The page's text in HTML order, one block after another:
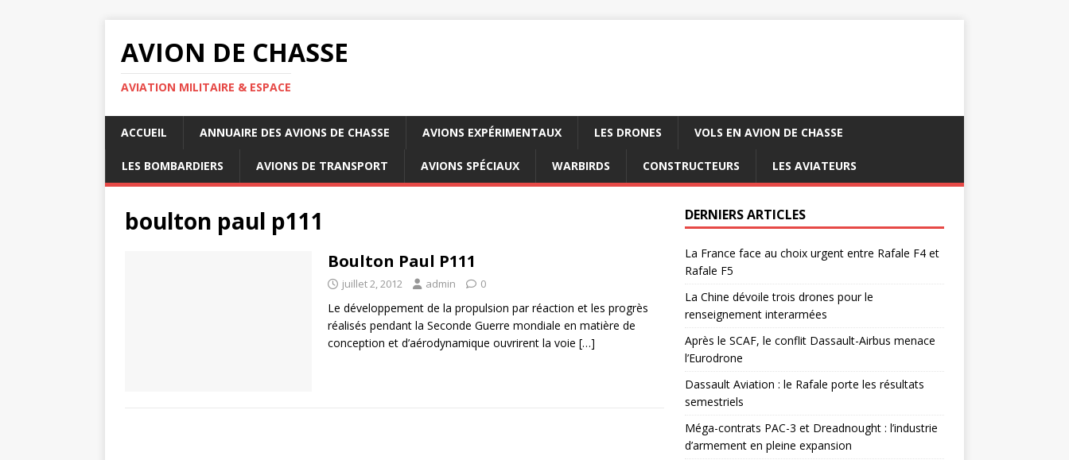
AVION DE CHASSE
AVIATION MILITAIRE & ESPACE
ACCUEIL ANNUAIRE DES AVIONS DE CHASSE AVIONS EXPÉRIMENTAUX LES DRONES VOLS EN AVION DE CHASSE
LES BOMBARDIERS AVIONS DE TRANSPORT AVIONS SPÉCIAUX WARBIRDS CONSTRUCTEURS LES AVIATEURS
boulton paul p111
Boulton Paul P111
juillet 2, 2012 admin 0
Le développement de la propulsion par réaction et les progrès
réalisés pendant la Seconde Guerre mondiale en matière de
conception et d’aérodynamique ouvrirent la voie […]
DERNIERS ARTICLES
La France face au choix urgent entre Rafale F4 et
Rafale F5
La Chine dévoile trois drones pour le
renseignement interarmées
Après le SCAF, le conflit Dassault-Airbus menace
l’Eurodrone
Dassault Aviation : le Rafale porte les résultats
semestriels
Méga-contrats PAC-3 et Dreadnought : l’industrie
d’armement en pleine expansion